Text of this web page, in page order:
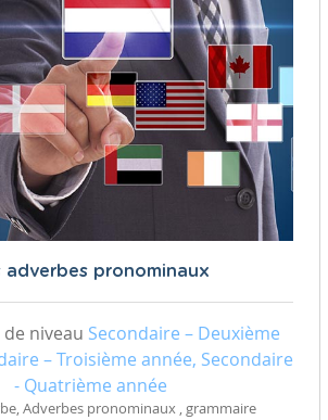
adverbes pronominaux
de niveau Secondaire – Deuxième
– Troisième année, Secondaire
- Quatrième année
Adverbes pronominaux , grammaire